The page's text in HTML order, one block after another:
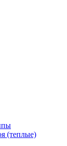
(теплые)